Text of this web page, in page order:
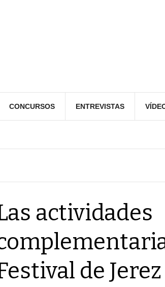
CONCURSOS ENTREVISTAS
actividades
de Jerez